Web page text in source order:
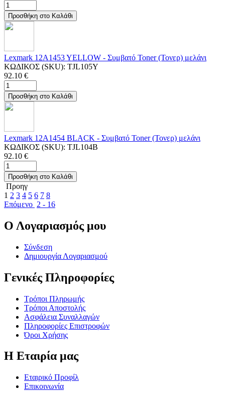
Προσθήκη στο Καλάθι
Lexmark 12A1453 YELLOW - Συμβατό Toner (Τονερ) μελάνι
ΚΩΔΙΚΟΣ (SKU): TJL105Y
92.10 €
Προσθήκη στο Καλάθι
Lexmark 12A1454 BLACK - Συμβατό Toner (Τονερ) μελάνι
ΚΩΔΙΚΟΣ (SKU): TJL104B
92.10 €
Προσθήκη στο Καλάθι
Προηγ
1 2 3 4 5 6 7 8
Επόμενο 2 - 16
Ο Λογαριασμός μου
Σύνδεση
Δημιουργία Λογαριασμού
Γενικές Πληροφορίες
Τρόποι Πληρωμής
Τρόποι Αποστολής
Ασφάλεια Συναλλαγών
Πληροφορίες Επιστροφών
Όροι Χρήσης
Η Εταιρία μας
Εταιρικό Προφίλ
Επικοινωνία